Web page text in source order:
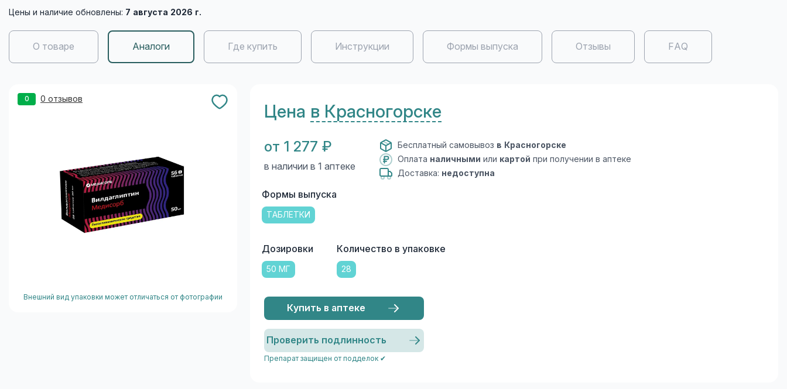
Цены и наличие обновлены: 7 августа 2026 г.
О товаре Аналоги Где купить Инструкции Формы выпуска Отзывы FAQ
0 0 отзывов
Внешний вид упаковки может отличаться от фотографии
Цена в Красногорске
от 1 277 ₽
в наличии в 1 аптеке
Бесплатный самовывоз в Красногорске
Оплата наличными или картой при получении в аптеке
Доставка: недоступна
Формы выпуска
ТАБЛЕТКИ
Дозировки
50 МГ
Количество в упаковке
28
Купить в аптеке
Проверить подлинность
Препарат защищен от подделок ✔